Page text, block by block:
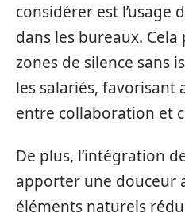
considérer est l’usage
dans les bureaux.
zones de silence sans
les salariés, favorisant
entre collaboration et
De plus, l’intégration
apporter une douceur
éléments naturels